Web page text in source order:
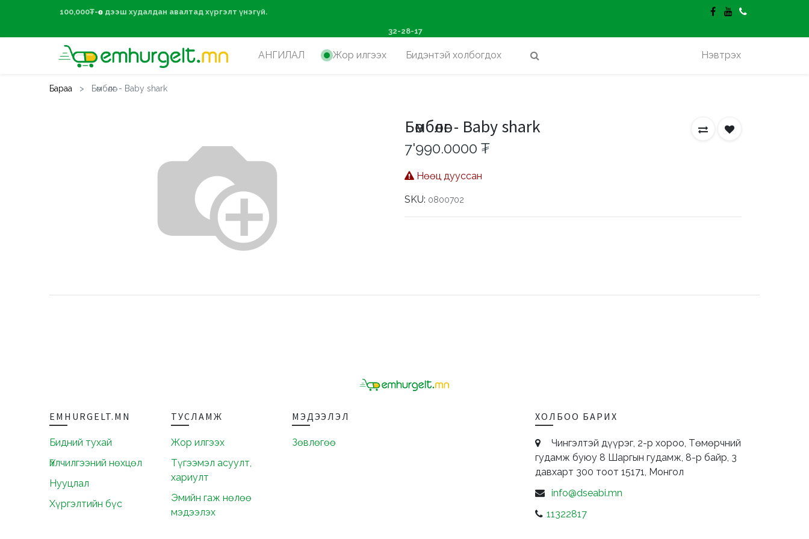
100,000₮-өөс дээш худалдан авалтад хүргэлт үнэгүй.
32-28-17
АНГИЛАЛ Жор илгээх Бидэнтэй холбогдох Нэвтрэх
Бараа Бөмбөлөг - Baby shark
Бөмбөлөг - Baby shark
7'990.0000 ₮
Нөөц дууссан
SKU: 0800702
EMHURGELT.MN
Бидний тухай
Үйлчилгээний нөхцөл
Нууцлал
Хүргэлтийн бүс
ТУСЛАМЖ
Жор илгээх
Түгээмэл асуулт,
хариулт
Эмийн гаж нөлөө
мэдээлэх
МЭДЭЭЛЭЛ
Зөвлөгөө
ХОЛБОО БАРИХ
Чингэлтэй дүүрэг, 2-р хороо, Төмөрчний
гудамж буюу 8 Шаргын гудамж, 8-р байр, 3
давхарт 300 тоот 15171, Монгол
info@dseabi.mn
11322817